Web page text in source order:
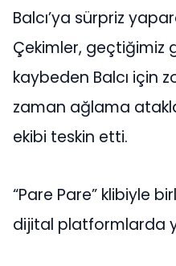
Balcı’ya sürpriz
Çekimler, geçtiğimiz
kaybeden Balcı için
zaman ağlama
ekibi teskin etti.
“Pare Pare” klibiyle
dijital platformlarda